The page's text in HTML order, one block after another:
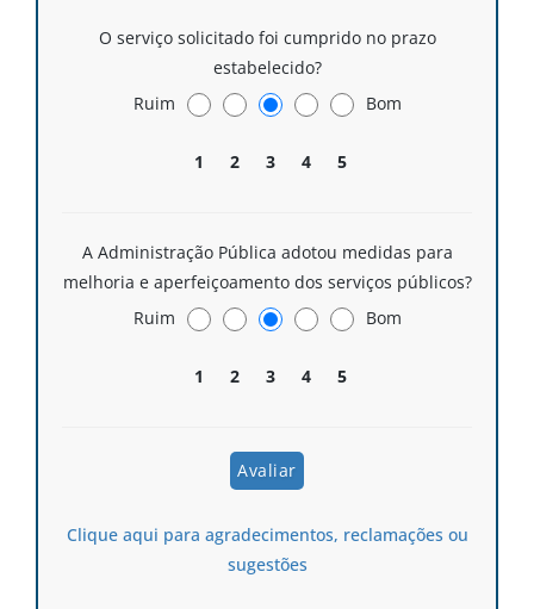
O serviço solicitado foi cumprido no prazo
estabelecido?
Ruim
1 2 3 4 5
Bom
A Administração Pública adotou medidas para
melhoria e aperfeiçoamento dos serviços públicos?
Ruim
1 2 3 4 5
Bom
Clique aqui para agradecimentos, reclamações ou
sugestões